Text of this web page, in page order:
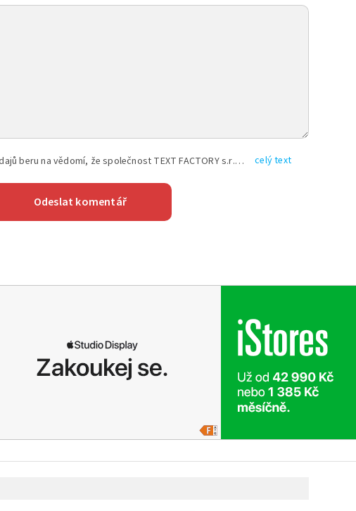
Vyplněním shora uvedených údajů beru na vědomí, že společnost TEXT FACTORY s.r.o., sídlem Brno, Durďákova 336/29, Černá Pole, PSČ: 613 00, IČ: 06157831, zapsané u Krajského soudu v Brně, oddíl C, vložka 100399, bude zpracovávat mé osobní údaje uvedené v rámci mnou vyplněného registračního formuláře na základě oprávněných zájmů TEXT FACTORY s.r.o. dle čl. 6 odst. 1 písm. f) GDPR a pro splnění právních povinností (čl. 6 odst. 1 písm. c) GDPR), a to pro tyto účely: nezbytnost zajistit oprávnění návštěvníka webových stránek provozovaných společností TEXT FACTORY s.r.o. přispívat aktivně ke zveřejněným článkům nebo v rámci diskusních fór a výkon práv TEXT FACTORY s.r.o. jako administrátora těchto diskusních fór. Více informací o zpracování osobních údajů a právech lze nalézt v celý text